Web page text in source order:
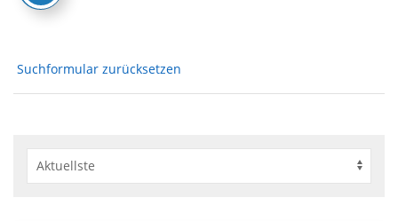
Suchformular zurücksetzen